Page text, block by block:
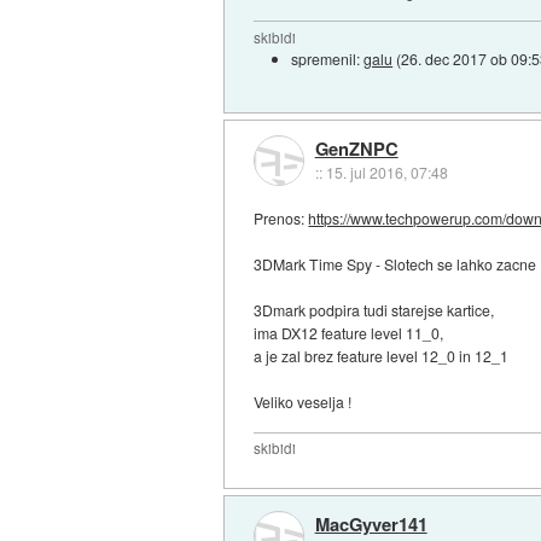
skibidi
spremenil:galu (26. dec 2017 ob
GenZNPC
:: 15. jul 2016, 07:48
Prenos:https://www.techpowerup.com/
3DMark Time Spy - Slotech se lahko zacne
3Dmark podpira tudi starejse kartice,
ima DX12 feature level 11_0,
a je zal brez feature level 12_0 in 12_1
Veliko veselja !
skibidi
MacGyver141